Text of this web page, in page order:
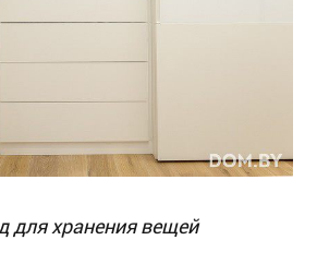
для хранения вещей